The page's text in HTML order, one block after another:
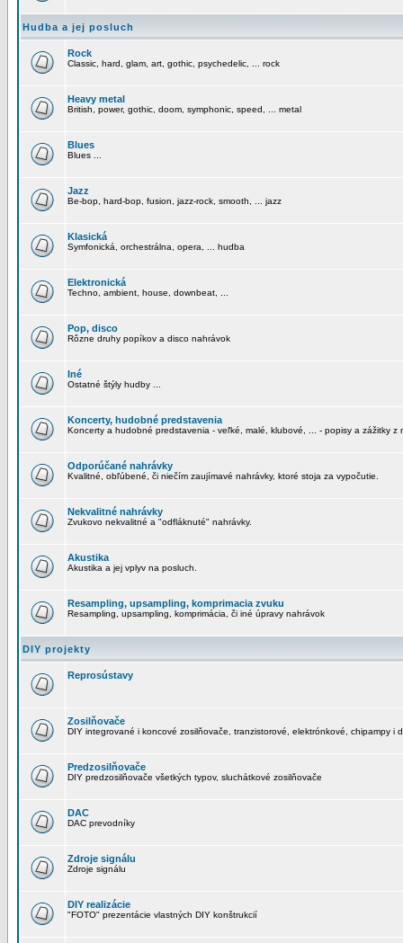
Hudba a jej posluch
Rock
Classic, hard, glam, art, gothic, psychedelic, ... rock
Heavy metal
British, power, gothic, doom, symphonic, speed, ... metal
Blues
Blues ...
Jazz
Be-bop, hard-bop, fusion, jazz-rock, smooth, ... jazz
Klasická
Symfonická, orchestrálna, opera, ... hudba
Elektronická
Techno, ambient, house, downbeat, ...
Pop, disco
Rôzne druhy popíkov a disco nahrávok
Iné
Ostatné štýly hudby ...
Koncerty, hudobné predstavenia
Koncerty a hudobné predstavenia - veľké, malé, klubové, ... - popisy a zážitky z
Odporúčané nahrávky
Kvalitné, obľúbené, či niečím zaujímavé nahrávky, ktoré stoja za vypočutie.
Nekvalitné nahrávky
Zvukovo nekvalitné a "odfláknuté" nahrávky.
Akustika
Akustika a jej vplyv na posluch.
Resampling, upsampling, komprimacia zvuku
Resampling, upsampling, komprimácia, či iné úpravy nahrávok
DIY projekty
Reprosústavy
Zosilňovače
DIY integrované i koncové zosilňovače, tranzistorové, elektrónkové, chipampy i
Predzosilňovače
DIY predzosilňovače všetkých typov, sluchátkové zosilňovače
DAC
DAC prevodníky
Zdroje signálu
Zdroje signálu
DIY realizácie
"FOTO" prezentácie vlastných DIY konštrukcií